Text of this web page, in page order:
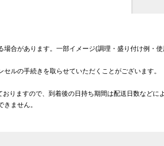
合があります。一部イメージ(調理・盛り付け例・
ルの手続きを取らせていただくことがございます。
りますので、到着後の日持ち期間は配送日数などに
ません。